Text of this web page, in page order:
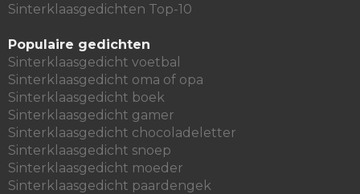
Sinterklaasgedichten Top-10
Populaire gedichten
Sinterklaasgedicht voetbal
Sinterklaasgedicht oma of opa
Sinterklaasgedicht boek
Sinterklaasgedicht gamer
Sinterklaasgedicht chocoladeletter
Sinterklaasgedicht snoep
Sinterklaasgedicht moeder
Sinterklaasgedicht paardengek